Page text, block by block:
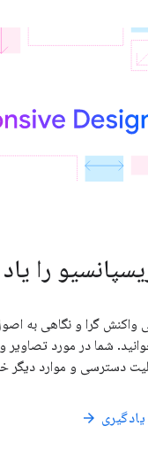
را یاد
واکنش گرا و نگاهی به
شما در مورد تصاویر
دسترسی و موارد دیگر
arrow_forward